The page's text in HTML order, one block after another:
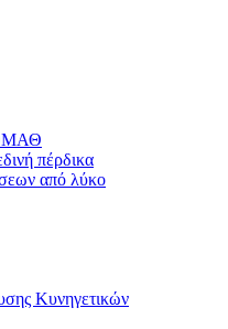
πέρδικα
από λύκο
Κυνηγετικών